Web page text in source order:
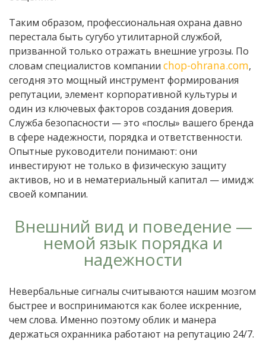
Таким образом, профессиональная охрана давно
перестала быть сугубо утилитарной службой,
призванной только отражать внешние угрозы. По
словам специалистов компании chop-ohrana.com,
сегодня это мощный инструмент формирования
репутации, элемент корпоративной культуры и
один из ключевых факторов создания доверия.
Служба безопасности — это «послы» вашего бренда
в сфере надежности, порядка и ответственности.
Опытные руководители понимают: они
инвестируют не только в физическую защиту
активов, но и в нематериальный капитал — имидж
своей компании.
Внешний вид и поведение —
немой язык порядка и
надежности
Невербальные сигналы считываются нашим мозгом
быстрее и воспринимаются как более искренние,
чем слова. Именно поэтому облик и манера
держаться охранника работают на репутацию 24/7.